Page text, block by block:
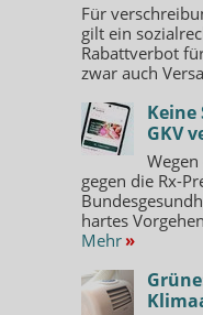
Für
gilt ein
Rabattverbot
zwar auch
Keine
GKV
gegen die Rx-
hartes
Mehr »